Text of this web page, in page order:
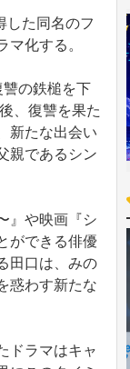
した同名のフ
化する。
の鉄槌を下
、復讐を果た
新たな出会い
親であるシン
』や映画『シ
ができる俳優
田口は、みの
惑わす新たな
ドラマはキャ